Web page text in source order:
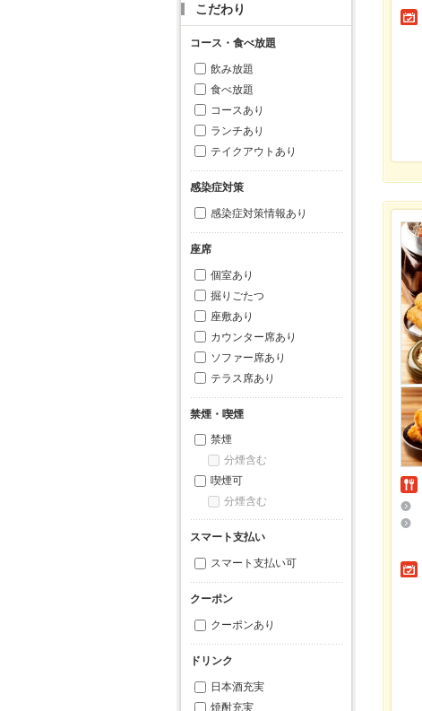
こだわり
コース・食べ放題
飲み放題
食べ放題
コースあり
ランチあり
テイクアウトあり
感染症対策
感染症対策情報あり
座席
個室あり
掘りごたつ
座敷あり
カウンター席あり
ソファー席あり
テラス席あり
禁煙・喫煙
禁煙
分煙含む
喫煙可
分煙含む
スマート支払い
スマート支払い可
クーポン
クーポンあり
ドリンク
日本酒充実
焼酎充実